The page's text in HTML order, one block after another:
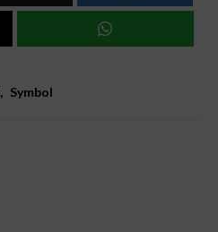
, Symbol